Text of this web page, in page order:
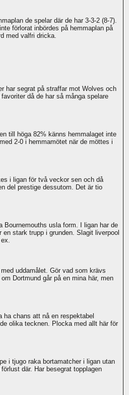
de spelar där de har 3-3-2 (8-7).
förlorat inbördes på hemmaplan på
med valfri dricka.
har segrat på straffar mot Wolves och
då de har så många spelare
till höga 82% känns hemmalaget inte
2-0 i hemmamötet när de möttes i
i ligan för två veckor sen och då
del prestige dessutom. Det är tio
usla form. I ligan har de
stark trupp i grunden. Slagit liverpool
uddamålet. Gör vad som krävs
Dortmund går på en mina här, men
chans att nå en respektabel
olika tecknen. Plocka med allt här för
i tjugo raka bortamatcher i ligan utan
där. Har besegrat topplagen